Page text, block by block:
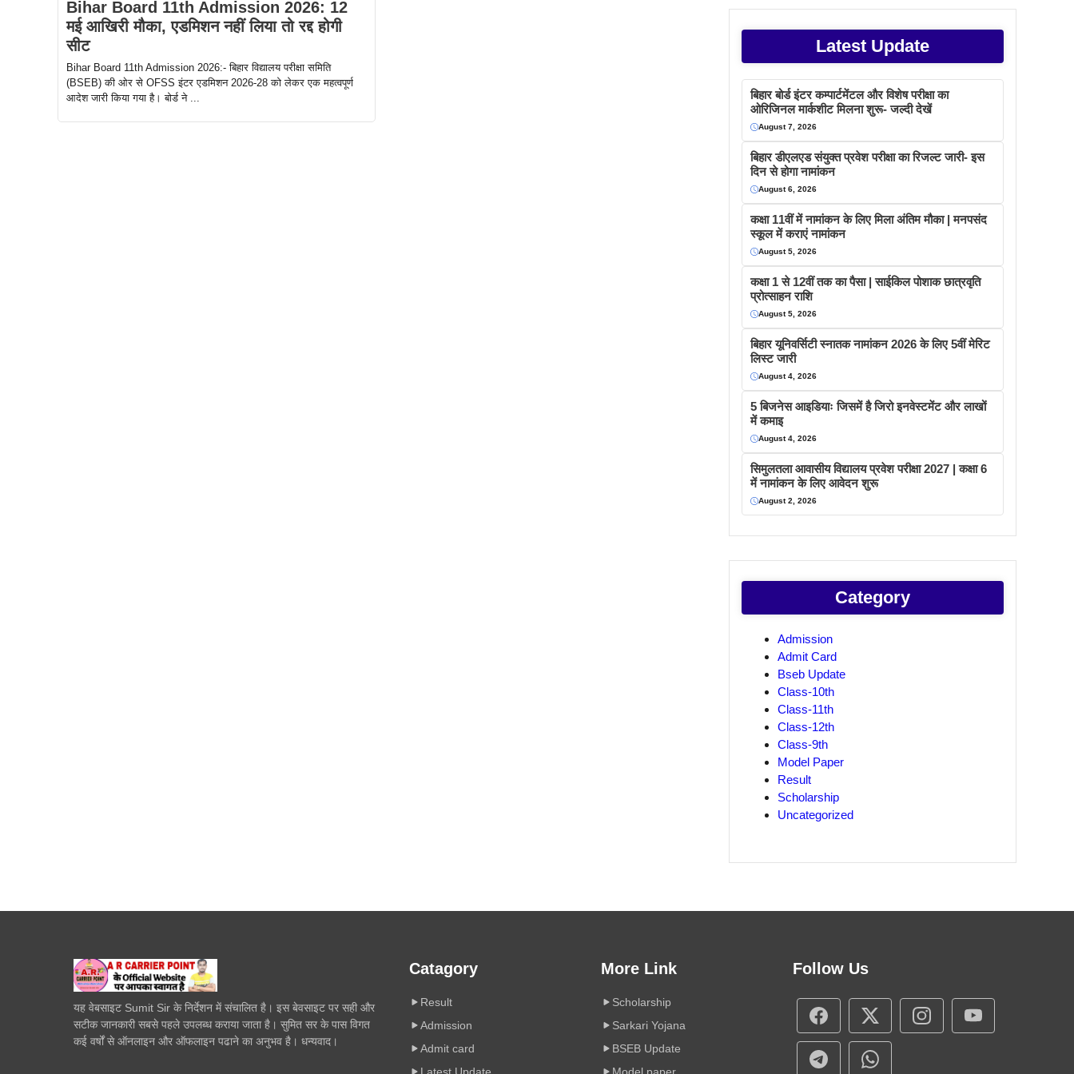
Bihar Board 11th Admission 2026: 12
मई आखिरी मौका, एडमिशन नहीं लिया तो रद्द होगी
सीट
Bihar Board 11th Admission 2026:- बिहार विद्यालय परीक्षा समिति
(BSEB) की ओर से OFSS इंटर एडमिशन 2026-28 को लेकर एक महत्वपूर्ण
आदेश जारी किया गया है। बोर्ड ने ...
Latest Update
बिहार बोर्ड इंटर कम्पार्टमेंटल और विशेष परीक्षा का
ओरिजिनल मार्कशीट मिलना शुरू- जल्दी देखें
August 7, 2026
बिहार डीएलएड संयुक्त प्रवेश परीक्षा का रिजल्ट जारी- इस
दिन से होगा नामांकन
August 6, 2026
कक्षा 11वीं में नामांकन के लिए मिला अंतिम मौका | मनपसंद
स्कूल में कराएं नामांकन
August 5, 2026
कक्षा 1 से 12वीं तक का पैसा | साईकिल पोशाक छात्रवृति
प्रोत्साहन राशि
August 5, 2026
बिहार यूनिवर्सिटी स्नातक नामांकन 2026 के लिए 5वीं मेरिट
लिस्ट जारी
August 4, 2026
5 बिजनेस आइडियाः जिसमें है जिरो इनवेस्टमेंट और लाखों
में कमाइ
August 4, 2026
सिमुलतला आवासीय विद्यालय प्रवेश परीक्षा 2027 | कक्षा 6
में नामांकन के लिए आवेदन शुरू
August 2, 2026
Category
Admission
Admit Card
Bseb Update
Class-10th
Class-11th
Class-12th
Class-9th
Model Paper
Result
Scholarship
Uncategorized
यह वेबसाइट Sumit Sir के निर्देशन में संचालित है। इस बेवसाइट पर सही और
सटीक जानकारी सबसे पहले उपलब्ध कराया जाता है। सुमित सर के पास विगत
कई वर्षों से ऑनलाइन और ऑफलाइन पढाने का अनुभव है। धन्यवाद।
Catagory
Result
Admission
Admit card
Latest Update
More Link
Scholarship
Sarkari Yojana
BSEB Update
Model paper
Follow Us